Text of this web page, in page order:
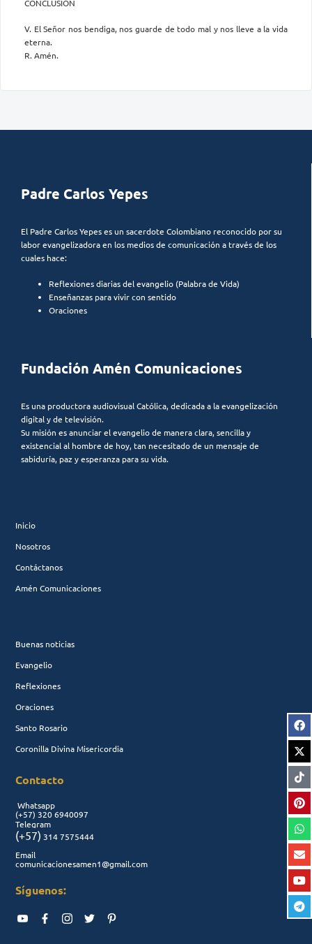
CONCLUSIÓN
V. El Señor nos bendiga, nos guarde de todo mal y nos lleve a la vida
eterna.
R. Amén.
Padre Carlos Yepes
El Padre Carlos Yepes es un sacerdote Colombiano reconocido por su
labor evangelizadora en los medios de comunicación a través de los
cuales hace:
Reflexiones diarias del evangelio (Palabra de Vida)
Enseñanzas para vivir con sentido
Oraciones
Fundación Amén Comunicaciones
Es una productora audiovisual Católica, dedicada a la evangelización
digital y de televisión.
Su misión es anunciar el evangelio de manera clara, sencilla y
existencial al hombre de hoy, tan necesitado de un mensaje de
sabiduría, paz y esperanza para su vida.
Inicio
Nosotros
Contáctanos
Amén Comunicaciones
Buenas noticias
Evangelio
Reflexiones
Oraciones
Santo Rosario
Coronilla Divina Misericordia
Contacto
Whatsapp
(+57) 320 6940097
Telegram
(+57) 314 7575444
Email
comunicacionesamen1@gmail.com
Síguenos: